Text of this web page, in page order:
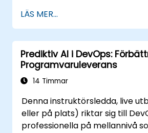
insikter.
Bygga grundläggande
modeller för att göra
Utvärdera prestandan hos
modeller.
Tillämpa Predictive AI-
LÄS MER...
Prediktiv AI i DevOps:
Programvaruleverans
14 Timmar
Denna instruktörsledda, live
eller på plats) riktar sig till
professionella på mellannivå